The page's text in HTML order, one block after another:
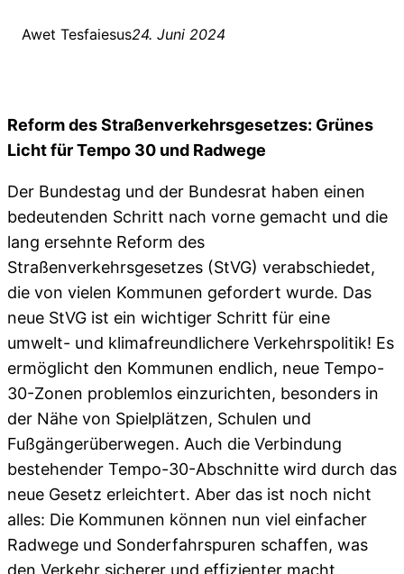
Awet Tesfaiesus24. Juni 2024
Reform des Straßenverkehrsgesetzes: Grünes
Licht für Tempo 30 und Radwege
Der Bundestag und der Bundesrat haben einen
bedeutenden Schritt nach vorne gemacht und die
lang ersehnte Reform des
Straßenverkehrsgesetzes (StVG) verabschiedet,
die von vielen Kommunen gefordert wurde. Das
neue StVG ist ein wichtiger Schritt für eine
umwelt- und klimafreundlichere Verkehrspolitik! Es
ermöglicht den Kommunen endlich, neue Tempo-
30-Zonen problemlos einzurichten, besonders in
der Nähe von Spielplätzen, Schulen und
Fußgängerüberwegen. Auch die Verbindung
bestehender Tempo-30-Abschnitte wird durch das
neue Gesetz erleichtert. Aber das ist noch nicht
alles: Die Kommunen können nun viel einfacher
Radwege und Sonderfahrspuren schaffen, was
den Verkehr sicherer und effizienter macht.